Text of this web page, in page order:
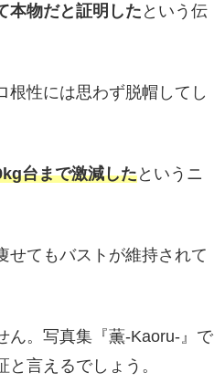
本物だと証明したという伝
根性には思わず脱帽してし
台まで激減したというニ
せてもバストが維持されて
ん。写真集『薫-Kaoru-』で
言えるでしょう。